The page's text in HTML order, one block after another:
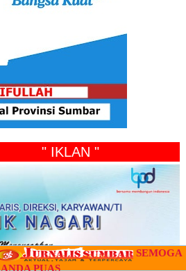
" IKLAN "
SEMOGA
ANDA PUAS